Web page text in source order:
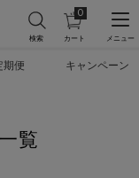
カ
ー
を
0
0 カート内の
期便 キャンペーン
覧